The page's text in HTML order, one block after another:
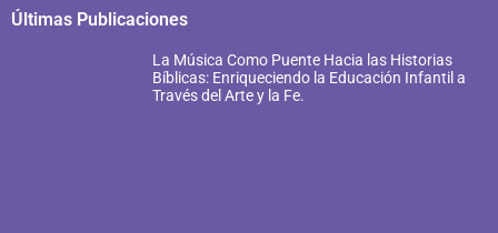
Últimas Publicaciones
La Música Como Puente Hacia las Historias
Bíblicas: Enriqueciendo la Educación Infantil a
Través del Arte y la Fe.